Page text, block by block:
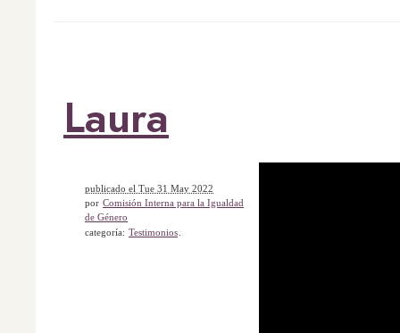
Laura
publicado el Tue 31 May 2022
por Comisión Interna para la Igualdad
de Género
categoría: Testimonios